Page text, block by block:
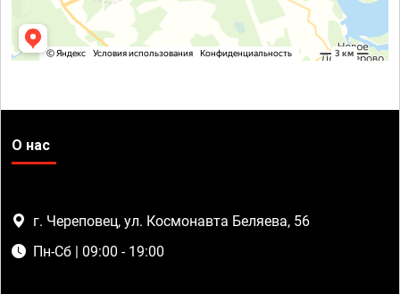
О нас
г. Череповец, ул. Космонавта Беляева, 56
Пн-Сб | 09:00 - 19:00